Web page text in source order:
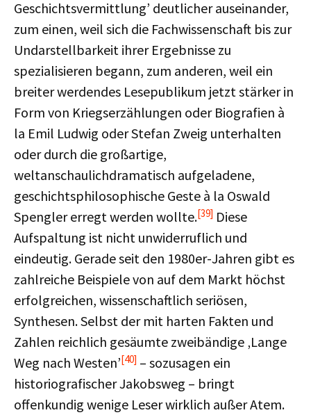
Geschichtsvermittlung’ deutlicher auseinander,
zum einen, weil sich die Fachwissenschaft bis zur
Undarstellbarkeit ihrer Ergebnisse zu
spezialisieren begann, zum anderen, weil ein
breiter werdendes Lesepublikum jetzt stärker in
Form von Kriegserzählungen oder Biografien à
la Emil Ludwig oder Stefan Zweig unterhalten
oder durch die großartige,
weltanschaulichdramatisch aufgeladene,
geschichtsphilosophische Geste à la Oswald
Spengler erregt werden wollte.[39] Diese
Aufspaltung ist nicht unwiderruflich und
eindeutig. Gerade seit den 1980er-Jahren gibt es
zahlreiche Beispiele von auf dem Markt höchst
erfolgreichen, wissenschaftlich seriösen,
Synthesen. Selbst der mit harten Fakten und
Zahlen reichlich gesäumte zweibändige ‚Lange
Weg nach Westen’[40] – sozusagen ein
historiografischer Jakobsweg – bringt
offenkundig wenige Leser wirklich außer Atem.